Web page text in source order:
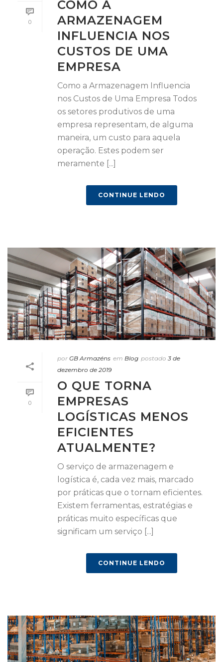
0
COMO A
ARMAZENAGEM
INFLUENCIA NOS
CUSTOS DE UMA
EMPRESA
Como a Armazenagem Influencia
nos Custos de Uma Empresa Todos
os setores produtivos de uma
empresa representam, de alguma
maneira, um custo para aquela
operação. Estes podem ser
meramente [...]
CONTINUE LENDO
0
por GB Armazéns em Blog postado 3 de
dezembro de 2019
O QUE TORNA
EMPRESAS
LOGÍSTICAS MENOS
EFICIENTES
ATUALMENTE?
O serviço de armazenagem e
logística é, cada vez mais, marcado
por práticas que o tornam eficientes.
Existem ferramentas, estratégias e
práticas muito específicas que
significam um serviço [...]
CONTINUE LENDO